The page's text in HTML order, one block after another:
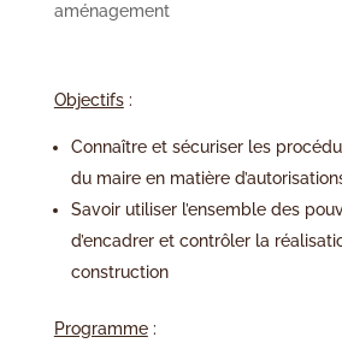
aménagement
Objectifs:
Connaître et sécuriser les
du maire en matière
Savoir utiliser l’ensemble des
d’encadrer et contrôler la
construction
Programme: